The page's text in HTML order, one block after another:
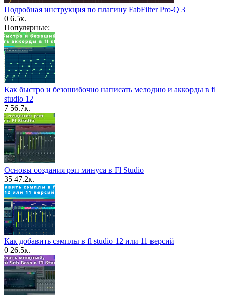
Подробная инструкция по плагину FabFilter Pro-Q 3
0 6.5к.
Популярные:
Как быстро и безошибочно написать мелодию и аккорды в fl
studio 12
7 56.7к.
Основы создания рэп минуса в Fl Studio
35 47.2к.
Как добавить сэмплы в fl studio 12 или 11 версий
0 26.5к.